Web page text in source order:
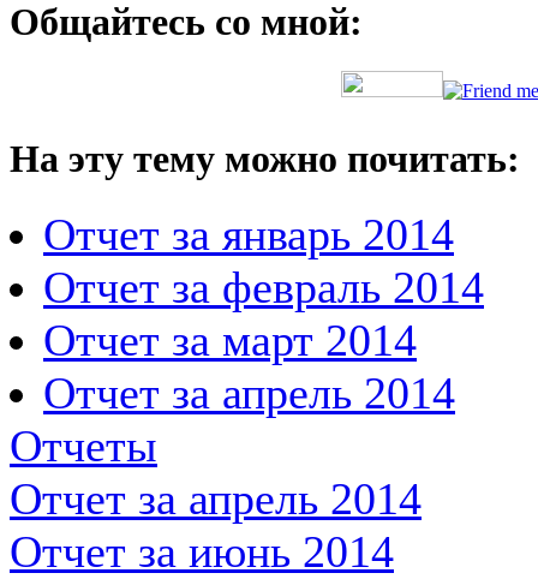
Общайтесь со мной:
На эту тему можно почитать:
Отчет за январь 2014
Отчет за февраль 2014
Отчет за март 2014
Отчет за апрель 2014
Отчеты
Отчет за апрель 2014
Отчет за июнь 2014